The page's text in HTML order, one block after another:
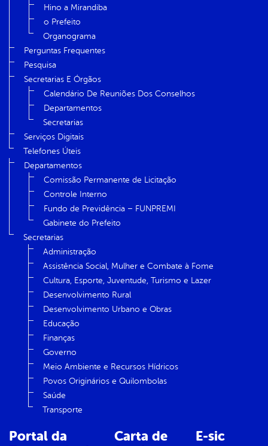
Hino a Mirandiba
o Prefeito
Organograma
Perguntas Frequentes
Pesquisa
Secretarias E Órgãos
Calendário De Reuniões Dos Conselhos
Departamentos
Secretarias
Serviços Digitais
Telefones Úteis
Departamentos
Comissão Permanente de Licitação
Controle Interno
Fundo de Previdência – FUNPREMI
Gabinete do Prefeito
Secretarias
Administração
Assistência Social, Mulher e Combate à Fome
Cultura, Esporte, Juventude, Turismo e Lazer
Desenvolvimento Rural
Desenvolvimento Urbano e Obras
Educação
Finanças
Governo
Meio Ambiente e Recursos Hídricos
Povos Originários e Quilombolas
Saúde
Transporte
Portal da
Carta de
E-sic